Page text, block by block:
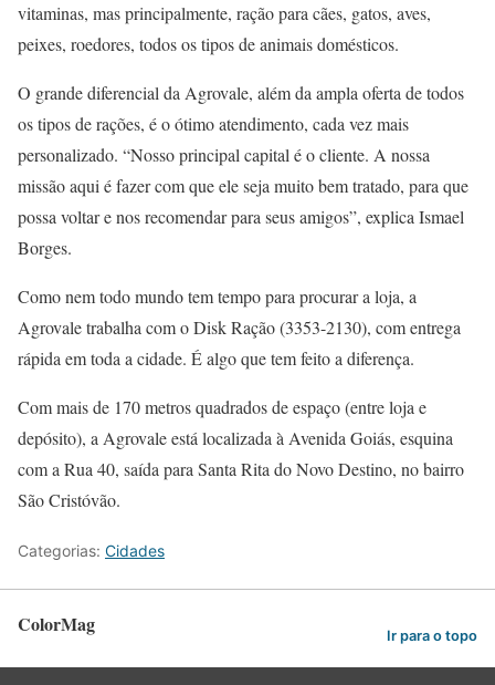
vitaminas, mas principalmente, ração para cães, gatos, aves,
peixes, roedores, todos os tipos de animais domésticos.
O grande diferencial da Agrovale, além da ampla oferta de todos
os tipos de rações, é o ótimo atendimento, cada vez mais
personalizado. “Nosso principal capital é o cliente. A nossa
missão aqui é fazer com que ele seja muito bem tratado, para que
possa voltar e nos recomendar para seus amigos”, explica Ismael
Borges.
Como nem todo mundo tem tempo para procurar a loja, a
Agrovale trabalha com o Disk Ração (3353-2130), com entrega
rápida em toda a cidade. É algo que tem feito a diferença.
Com mais de 170 metros quadrados de espaço (entre loja e
depósito), a Agrovale está localizada à Avenida Goiás, esquina
com a Rua 40, saída para Santa Rita do Novo Destino, no bairro
São Cristóvão.
Categorias: Cidades
ColorMag Ir para o topo